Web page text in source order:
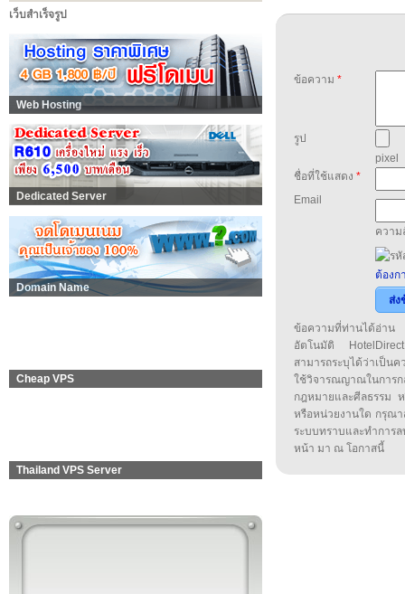
เว็บสำเร็จรูป
Web Hosting
Dedicated Server
Domain Name
Cheap VPS
Thailand VPS Server
ข้อความ *
รูป
pixel
ชื่อที่ใช้แสดง *
Email
ความ
ต้องก
ส่ง
ข้อความที่ท่านได้อ่าน
อัตโนมัติ
สามารถระบุได้ว่าเป็น
ใช้วิจารณญาณในกา
กฎหมายและศีลธรรม
หรือหน่วยงานใด กรุณา
ระบบทราบและทำกา
หน้า มา ณ โอกาสนี้